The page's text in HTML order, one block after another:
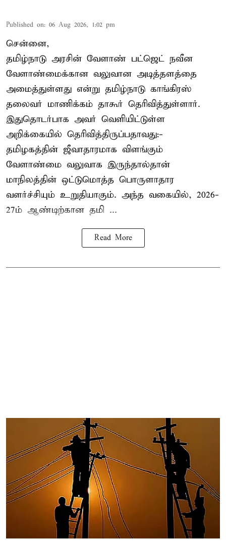
Published on: 06 Aug 2026, 1:02 pm
சென்னை,
தமிழ்நாடு அரசின் வேளாண் பட்ஜெட் நவீன
வேளாண்மைக்கான வலுவான அடித்தளத்தை
அமைத்துள்ளது என்று தமிழ்நாடு காங்கிரஸ்
தலைவர் மாணிக்கம் தாகூர் தெரிவித்துள்ளார்.
இதுதொடர்பாக அவர் வெளியிட்டுள்ள
அறிக்கையில் தெரிவித்திருப்பதாவது:-
தமிழகத்தின் ஜீவாதாரமாக விளங்கும்
வேளாண்மை வலுவாக இருந்தால்தான்
மாநிலத்தின் ஒட்டுமொத்த பொருளாதார
வளர்ச்சியும் உறுதியாகும். அந்த வகையில், 2026-
27ம் ஆண்டிற்கான தமி ...
Read More